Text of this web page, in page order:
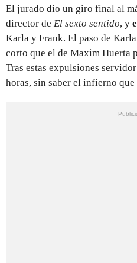
El jurado dio un giro final al
director de El sexto sentido, y
Karla y Frank. El paso de
corto que el de Maxim Huerta
Tras estas expulsiones
horas, sin saber el infierno